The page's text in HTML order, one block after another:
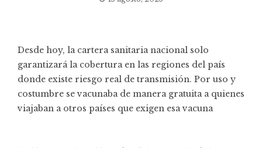
Desde hoy, la cartera sanitaria nacional solo
garantizará la cobertura en las regiones del país
donde existe riesgo real de transmisión. Por uso y
costumbre se vacunaba de manera gratuita a quienes
viajaban a otros países que exigen esa vacuna